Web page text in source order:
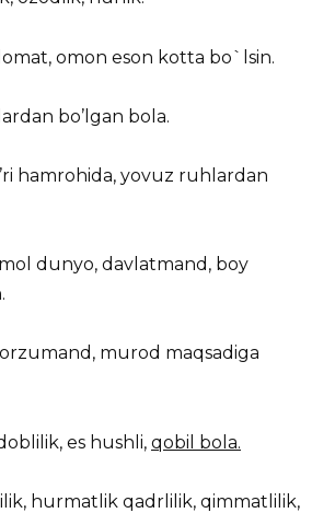
omon eson kotta bo`lsin.
bo’lgan bola.
hamrohida, yovuz ruhlardan
dunyo, davlatmand, boy
murod maqsadiga
es hushli, qobil bola.
hurmatlik qadrlilik, qimmatlilik,